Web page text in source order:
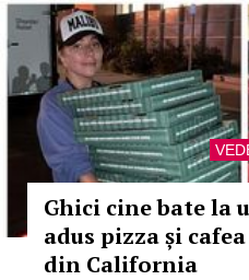
Ghici cine bate la
adus pizza și
din California